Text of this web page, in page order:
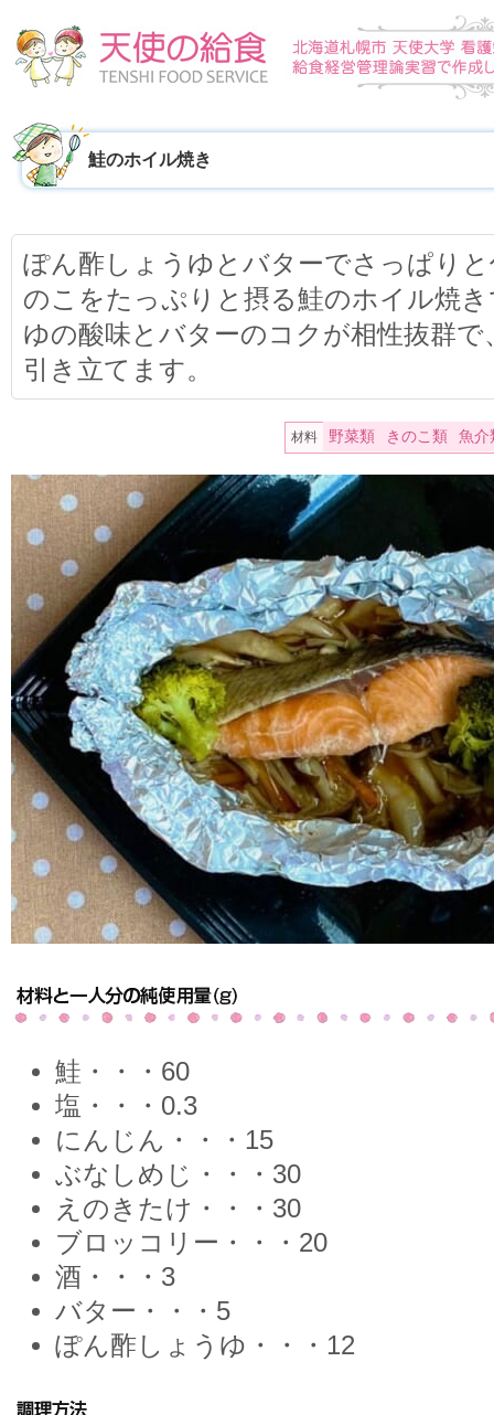
鮭のホイル焼き
ぽん酢しょうゆとバターでさっぱり
のこをたっぷりと摂る鮭のホイル焼
ゆの酸味とバターのコクが相性抜群
引き立てます。
材料 野菜類 きのこ類 魚介
鮭・・・60
塩・・・0.3
にんじん・・・15
ぶなしめじ・・・30
えのきたけ・・・30
ブロッコリー・・・20
酒・・・3
バター・・・5
ぽん酢しょうゆ・・・12